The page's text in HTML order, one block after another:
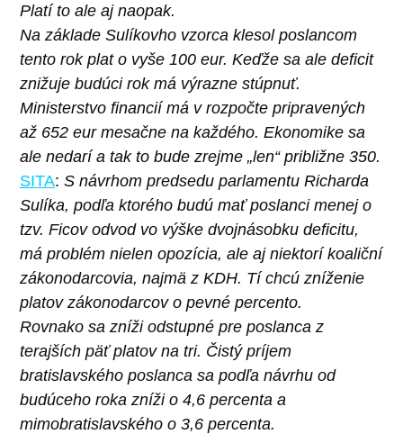
Platí to ale aj naopak.
Na základe Sulíkovho vzorca klesol poslancom
tento rok plat o vyše 100 eur. Keďže sa ale deficit
znižuje budúci rok má výrazne stúpnuť.
Ministerstvo financií má v rozpočte pripravených
až 652 eur mesačne na každého. Ekonomike sa
ale nedarí a tak to bude zrejme „len“ približne 350.
SITA: S návrhom predsedu parlamentu Richarda
Sulíka, podľa ktorého budú mať poslanci menej o
tzv. Ficov odvod vo výške dvojnásobku deficitu,
má problém nielen opozícia, ale aj niektorí koaliční
zákonodarcovia, najmä z KDH. Tí chcú zníženie
platov zákonodarcov o pevné percento.
Rovnako sa zníži odstupné pre poslanca z
terajších päť platov na tri. Čistý príjem
bratislavského poslanca sa podľa návrhu od
budúceho roka zníži o 4,6 percenta a
mimobratislavského o 3,6 percenta.